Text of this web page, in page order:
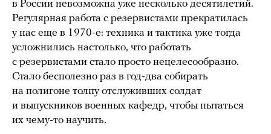
в России невозможна уже несколько десятилетий.
Регулярная работа с резервистами прекратилась
у нас еще в 1970-е: техника и тактика уже тогда
усложнились настолько, что работать
с резервистами стало просто нецелесообразно.
Стало бесполезно раз в год-два собирать
на полигоне толпу отслуживших солдат
и выпускников военных кафедр, чтобы пытаться
их чему-то научить.